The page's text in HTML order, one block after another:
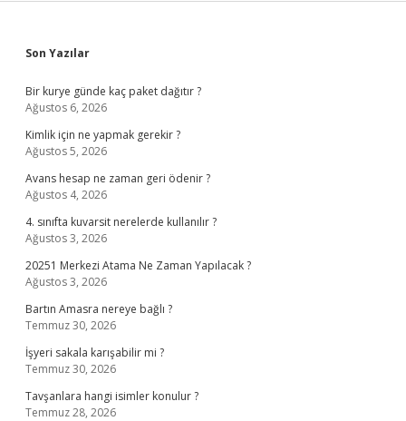
Sidebar
Son Yazılar
Bir kurye günde kaç paket dağıtır ?
Ağustos 6, 2026
Kimlik için ne yapmak gerekir ?
Ağustos 5, 2026
Avans hesap ne zaman geri ödenir ?
Ağustos 4, 2026
4. sınıfta kuvarsit nerelerde kullanılır ?
Ağustos 3, 2026
20251 Merkezi Atama Ne Zaman Yapılacak ?
Ağustos 3, 2026
Bartın Amasra nereye bağlı ?
Temmuz 30, 2026
İşyeri sakala karışabilir mi ?
Temmuz 30, 2026
Tavşanlara hangi isimler konulur ?
Temmuz 28, 2026